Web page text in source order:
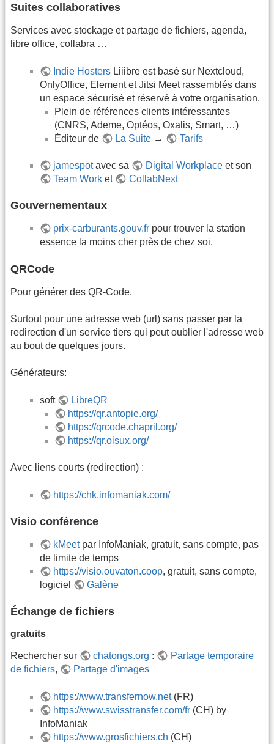
Suites collaboratives
Services avec stockage et partage de fichiers, agenda,
libre office, collabra …
Indie Hosters Liiibre est basé sur Nextcloud,
OnlyOffice, Element et Jitsi Meet rassemblés dans
un espace sécurisé et réservé à votre organisation.
Plein de références clients intéressantes
(CNRS, Ademe, Optéos, Oxalis, Smart, …)
Éditeur de
La Suite → Tarifs
jamespotavec sa Digital Workplaceet son
Team Work et CollabNext
Gouvernementaux
prix-carburants.gouv.fr pour trouver la station
essence la moins cher près de chez soi.
QRCode
Pour générer des QR-Code.
Surtout pour une adresse web (url) sans passer par la
redirection d'un service tiers qui peut oublier l'adresse web
au bout de quelques jours.
Générateurs:
soft
LibreQR
https://qr.antopie.org/
https://qrcode.chapril.org/
https://qr.oisux.org/
Avec liens courts (redirection) :
https://chk.infomaniak.com/
Visio conférence
kMeetpar InfoManiak, gratuit, sans compte, pas
de limite de temps
https://visio.ouvaton.coop, gratuit, sans compte,
logiciel
Galène
Échange de fichiers
gratuits
Rechercher sur chatongs.org :
Partage temporaire
de fichiers, Partage d'images
https://www.transfernow.net(FR)
https://www.swisstransfer.com/fr (CH) by
InfoManiak
https://www.grosfichiers.ch (CH)